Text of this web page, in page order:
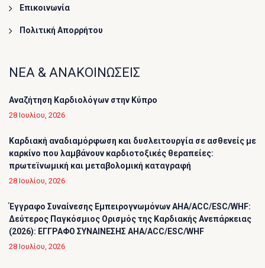
Επικοινωνία
Πολιτική Απορρήτου
ΝΕΑ & ΑΝΑΚΟΙΝΩΣΕΙΣ
Αναζήτηση Καρδιολόγων στην Κύπρο
28 Ιουλίου, 2026
Καρδιακή αναδιαμόρφωση και δυσλειτουργία σε ασθενείς με
καρκίνο που λαμβάνουν καρδιοτοξικές θεραπείες:
πρωτεϊνωμική και μεταβολομική καταγραφή
28 Ιουλίου, 2026
Έγγραφο Συναίνεσης Εμπειρογνωμόνων AHA/ACC/ESC/WHF:
Δεύτερος Παγκόσμιος Ορισμός της Καρδιακής Ανεπάρκειας
(2026): ΕΓΓΡΑΦΟ ΣΥΝΑΙΝΕΣΗΣ AHA/ACC/ESC/WHF
28 Ιουλίου, 2026